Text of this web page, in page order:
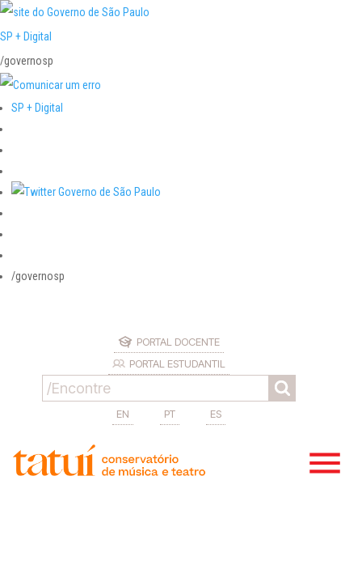
SP + Digital
/governosp
SP + Digital
/governosp
PORTAL DOCENTE
PORTAL ESTUDANTIL
EN PT ES